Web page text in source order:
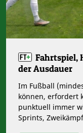
Fahrtspiel, HIIT und RST zur Verbesserung
der Ausdauer
Im Fußball
können, erfordert
punktuell immer
Sprints,